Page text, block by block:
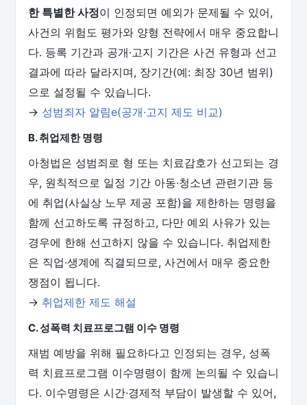
한 특별한 사정이 인정되면 예외가 문제될 수 있어,
사건의 위험도 평가와 양형 전략에서 매우 중요합니
다. 등록 기간과 공개·고지 기간은 사건 유형과 선고
결과에 따라 달라지며, 장기간(예: 최장 30년 범위)
으로 설정될 수 있습니다.
→ 성범죄자 알림e(공개·고지 제도 비교)
B. 취업제한 명령
아청법은 성범죄로 형 또는 치료감호가 선고되는 경
우, 원칙적으로 일정 기간 아동·청소년 관련기관 등
에 취업(사실상 노무 제공 포함)을 제한하는 명령을
함께 선고하도록 규정하고, 다만 예외 사유가 있는
경우에 한해 선고하지 않을 수 있습니다. 취업제한
은 직업·생계에 직결되므로, 사건에서 매우 중요한
쟁점이 됩니다.
→ 취업제한 제도 해설
C. 성폭력 치료프로그램 이수 명령
재범 예방을 위해 필요하다고 인정되는 경우, 성폭
력 치료프로그램 이수명령이 함께 논의될 수 있습니
다. 이수명령은 시간·경제적 부담이 발생할 수 있어,